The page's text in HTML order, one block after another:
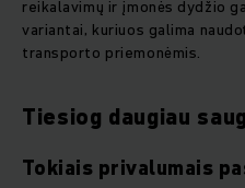
reikalavimų ir įmonės dydžio
variantai, kuriuos galima
transporto priemonėmis.
Tiesiog daugiau
Tokiais privalumais